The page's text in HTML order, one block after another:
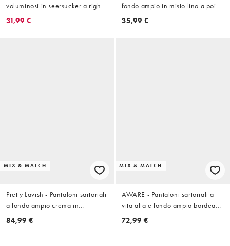
voluminosi in seersucker a righe
in coordinato
31,99 €
fondo ampio in misto lino a pois
in coordinato
35,99 €
MIX & MATCH
Pretty Lavish - Pantaloni sartoriali
a fondo ampio crema in
coordinato
84,99 €
MIX & MATCH
AWARE - Pantaloni sartoriali a
vita alta e fondo ampio bordeaux
in coordinato
72,99 €